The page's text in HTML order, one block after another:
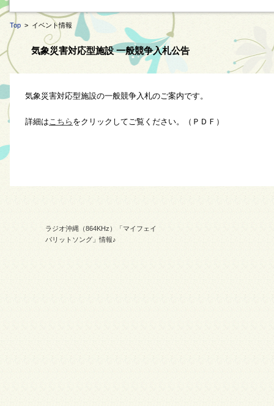
Top > イベント情報
気象災害対応型施設 一般競争入札公告
気象災害対応型施設の一般競争入札のご案内です。
詳細はこちら をクリックしてご覧ください。（ＰＤＦ）
ラジオ沖縄（864KHz）「マイフェイ
バリットソング」情報♪